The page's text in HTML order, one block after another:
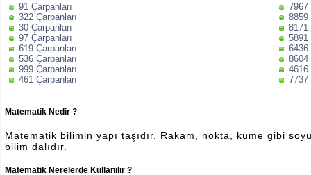
91 Çarpanları
322 Çarpanları
30 Çarpanları
97 Çarpanları
619 Çarpanları
536 Çarpanları
999 Çarpanları
461 Çarpanları
7967
8859
8171
5891
6436
8604
4616
7737
Matematik Nedir ?
Matematik bilimin yapı taşıdır. Rakam, nokta, küme gibi
bilim dalıdır.
Matematik Nerelerde Kullanılır ?